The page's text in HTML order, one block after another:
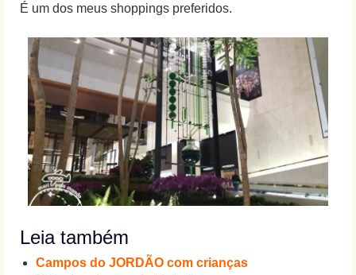
É um dos meus shoppings preferidos.
Leia também
Campos do JORDÃO com crianças